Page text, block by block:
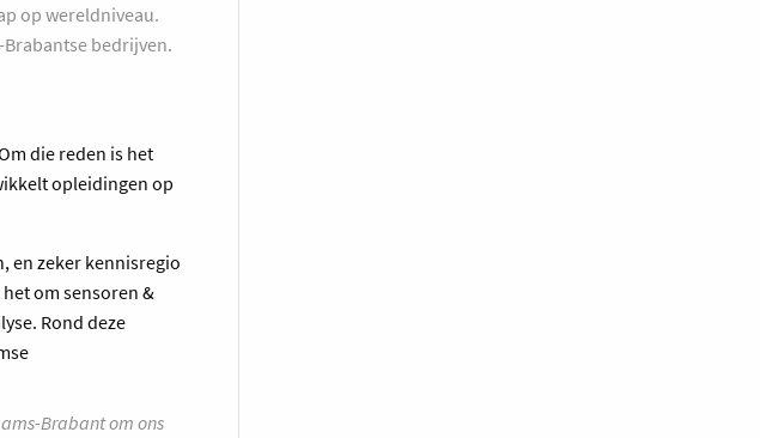
op wereldniveau.
bedrijven.
die reden is het
opleidingen op
en zeker kennisregio
om sensoren &
Rond deze
Brabant om ons